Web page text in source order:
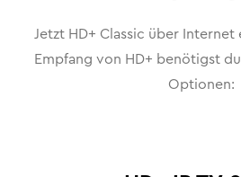
Jetzt HD+ Classic über Internet
Empfang von HD+ benötigst
Optionen: